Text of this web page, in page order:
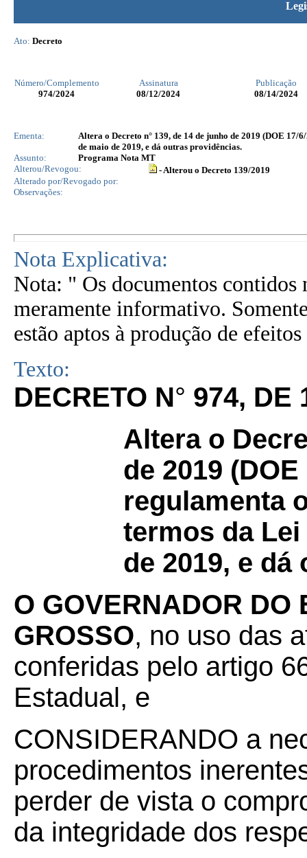
Ato: Decreto
Número/Complemento Assinatura
Publicação
974/2024 08/12/2024 08/14/2024
Ementa:
Altera o Decreto n° 139, de 14 de junho de 2019 (DOE
de maio de 2019, e dá outras providências.
Assunto:
Programa Nota MT
Alterou/Revogou:
- Alterou o Decreto 139/2019
Alterado por/Revogado por:
Observações:
Nota Explicativa:
Nota: " Os documentos contidos
meramente informativo.
estão aptos à produção de
Texto:
DECRETO N° 974, DE
Altera o
de 2019
regulamenta
termos da Lei
de 2019, e
O GOVERNADOR DO
GROSSO, no uso das
conferidas pelo artigo
Estadual, e
CONSIDERANDO a
procedimentos
perder de vista o
da integridade dos